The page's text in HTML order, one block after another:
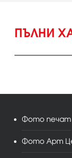
ПЪЛНИ
Фото печат
Фото Арт